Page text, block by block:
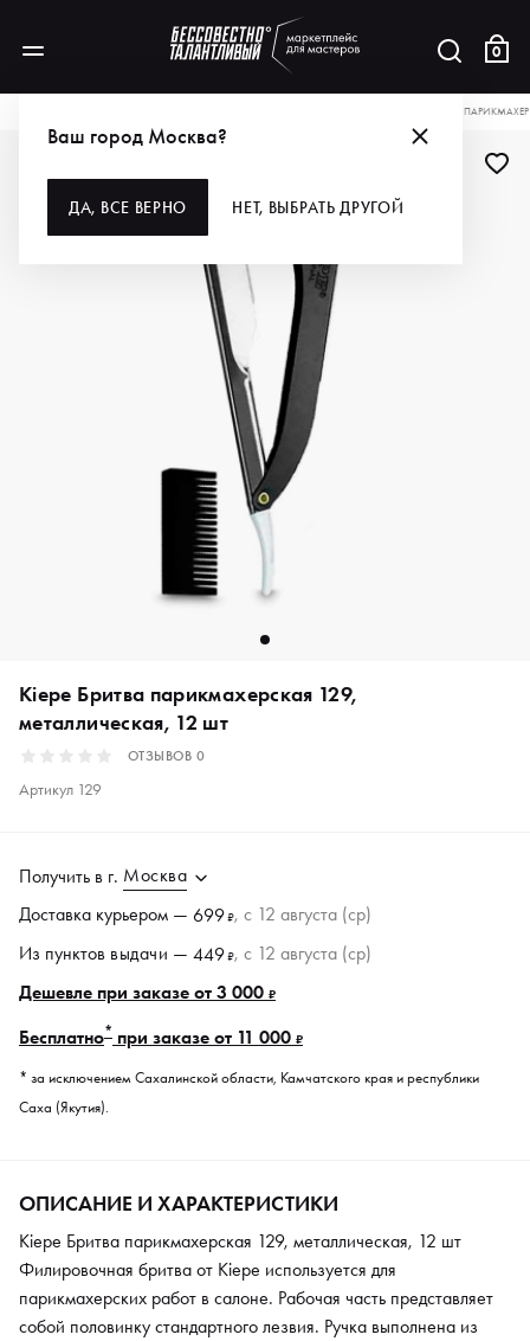
0
Ваш город Москва?
ДА, ВСЕ ВЕРНО НЕТ, ВЫБРАТЬ ДРУГОЙ
KIEPE БРИТВА
Kiepe Бритва парикмахерская 129,
металлическая, 12 шт
ОТЗЫВОВ 0
Артикул 129
Получить в г. Москва
Доставка курьером — 699₽, c 12 августа (ср)
Из пунктов выдачи — 449₽, c 12 августа (ср)
Дешевле при заказе от 3 000 ₽
Бесплатно* при заказе от 11 000 ₽
* за исключением Сахалинской области, Камчатского края и республики
Саха (Якутия).
ОПИСАНИЕ И ХАРАКТЕРИСТИКИ
Kiepe Бритва парикмахерская 129, металлическая, 12 шт
Филировочная бритва от Kiepe используется для
парикмахерских работ в салоне. Рабочая часть представляет
собой половинку стандартного лезвия. Ручка выполнена из